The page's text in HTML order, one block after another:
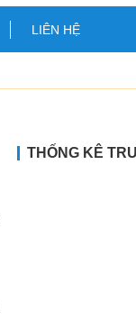
LIÊN HỆ
THỐNG KÊ